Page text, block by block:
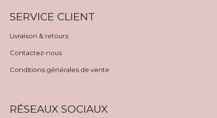
SERVICE CLIENT
Livraison & retours
Contactez-nous
Conditions générales de vente
RÉSEAUX SOCIAUX